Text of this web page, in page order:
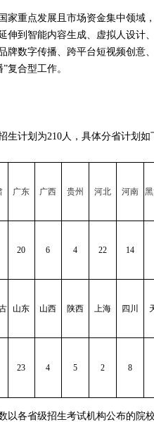
重点发展且市场资金集中领域
伸到智能内容生成、虚拟人设计
牌数字传播、跨平台短视频创意
复合型工作。
计划为210人，具体分省计划如
广东 广西 贵州 河北 河南
20 6 4 22 14
山东 山西 陕西 上海 四川
23 4 5 2 8
各省级招生考试机构公布的院